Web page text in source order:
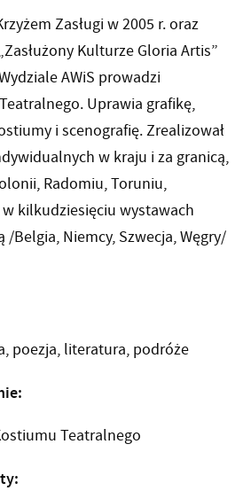
Zasługi w 2005 r. oraz
Kulturze Gloria Artis”
AWiS prowadzi
Uprawia grafikę,
i scenografię. Zrealizował
w kraju i za granicą,
Radomiu, Toruniu,
w kilkudziesięciu wystawach
Belgia, Niemcy, Szwecja, Węgry/
poezja, literatura, podróże
Teatralnego